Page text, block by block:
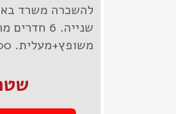
להשכרה משרד
שנייה. 6
משופץ+מעלית. 12,500 ש׳ח לחודש!
שטח: